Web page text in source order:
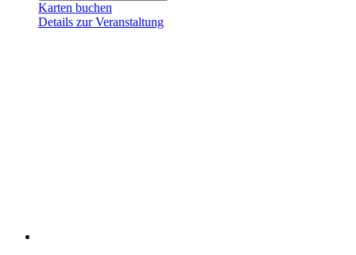
Karten buchen
Details zur Veranstaltung